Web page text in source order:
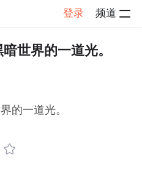
登录 频道
帖子详情
世界的一道光。
的一道光。